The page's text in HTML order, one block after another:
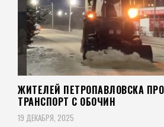
ЖИТЕЛЕЙ ПЕТРОПАВЛОВСКА
ТРАНСПОРТ С ОБОЧИН
19 ДЕКАБРЯ, 2025